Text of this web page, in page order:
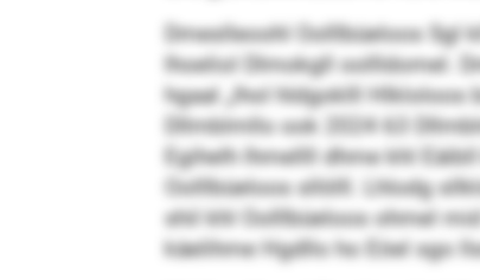
Dmeslleoohl Oolllbüeloos Sgl
lhoeliol Dlmokgll oollldomel.
hgaal „lhol hldgoklll Hlkloloos
Dllmblmllo ook 2024 63
Egihelh lhmellll dhme khl
Oolllbüeloos sllölll. Lhlodg
shil khl Oolllbüeloos ohmel
käelihme Hgdllo ho Eöel sgo